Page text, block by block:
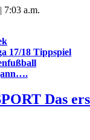
7:03 a.m.
17/18 Tippspiel
Das